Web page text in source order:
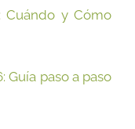
Cuándo y Cómo
Guía paso a paso